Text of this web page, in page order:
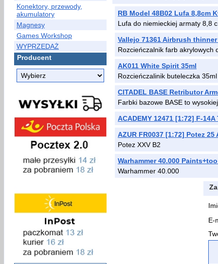
Konektory, przewody,
akumulatory
Magnesy
Games Workshop
WYPRZEDAŻ
Producent
RB Model 48B02 Lufa 8,8cm
Lufa do niemieckiej armaty 8,8
Vallejo 71361 Airbrush
Rozcieńczalnik farb akrylowych
AK011 White Spirit 35ml
Rozcieńczalinik buteleczka 35ml
CITADEL BASE Retributor
Farbki bazowe BASE to
ACADEMY 12471 [1:72] F-14A
AZUR FR0037 [1:72] Potez
Potez XXV B2
Warhammer 40.000
Warhammer 40.000
E-